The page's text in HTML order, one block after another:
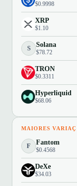
$0.9998
XRP
$1.10
S Solana
$78.72
TRON
$0.3311
Hyperliquid
$68.06
MAIORES
F Fantom
$0.4568
DeXe
$34.03